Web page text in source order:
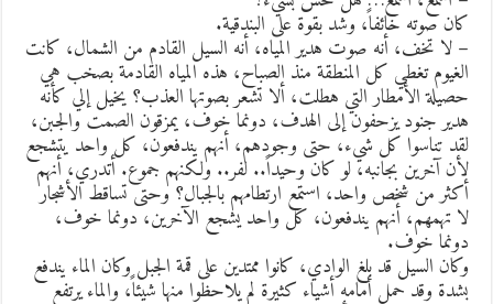
صوته خائفاً، وشد بقوة على البندقية.
لا تخف، أنه صوت هدير المياه، أنه السيل القادم من الشمال، كانت
تغطي كل المنطقة منذ الصباح، هذه المياه القادمة بصخب هي
الأمطار التي هطلت، ألا تشعر بصوتها العذب؟ يخيل إلي كأنه
جنود يزحفون إلى الهدف، دونما خوف، يمزقون الصمت والجبن،
تناسوا كل شيء، حتى وجودهم، أنهم يندفعون، كل واحد يتشجع
آخرين بجانبه، لو كان وحيداً.. لفر.. ولكنهم جموع. أتدري، أنهم
من شخص واحد، استمع ارتطامهم بالجبال؟ وحتى تساقط الأشجار
تهمهم، أنهم يندفعون، كل واحد يشجع الآخرين، دونما خوف،
خوف.
السيل قد بلغ الوادي، كانوا ممتدين على قمة الجبل وكان الماء يندفع
وقد حمل أمامه أشياء كثيرة لم يلاحظوا منها شيئاً، والماء يرتفع